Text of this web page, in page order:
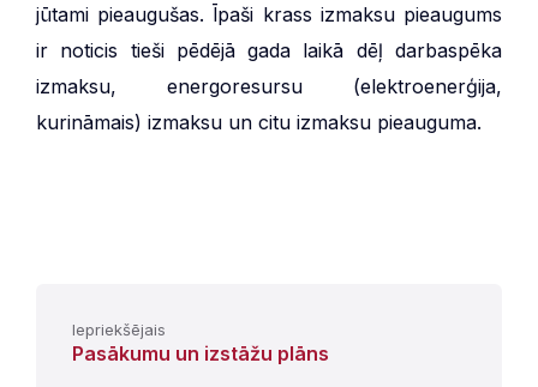
jūtami pieaugušas. Īpaši krass izmaksu pieaugums
ir noticis tieši pēdējā gada laikā dēļ darbaspēka
izmaksu, energoresursu (elektroenerģija,
kurināmais) izmaksu un citu izmaksu pieauguma.
Iepriekšējais
Pasākumu un izstāžu plāns